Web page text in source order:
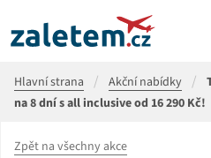
Hlavní strana Akční nabídky
na 8 dní s all inclusive od 16 290 Kč!
Zpět na všechny akce